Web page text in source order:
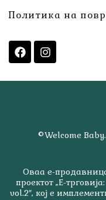
Политика на
©Welcome
Оваа е-
проектот „Е-
vol.2″, кој е